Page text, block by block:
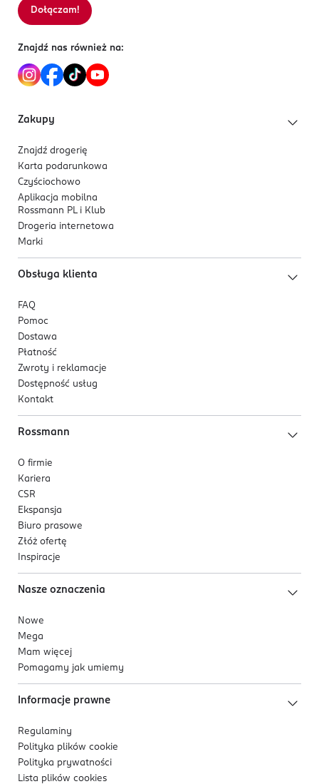
DE-Niemcy
4 305615 835518
Sortowanie wg
Dołączam!
Znajdź nas również na:
Zakupy
Znajdź drogerię
Karta podarunkowa
Czyściochowo
Aplikacja mobilna
Rossmann PL i Klub
Drogeria internetowa
Marki
Obsługa klienta
FAQ
Pomoc
Dostawa
Płatność
Zwroty i reklamacje
Dostępność usług
Kontakt
Rossmann
O firmie
Kariera
CSR
Ekspansja
Biuro prasowe
Złóż ofertę
Inspiracje
Nasze oznaczenia
Nowe
Mega
Mam więcej
Pomagamy jak umiemy
Informacje prawne
Regulaminy
Polityka plików cookie
Polityka prywatności
Lista plików cookies